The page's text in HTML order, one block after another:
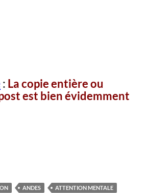
: La copie entière ou
est bien évidemment
ANDES
ATTENTION MENTALE